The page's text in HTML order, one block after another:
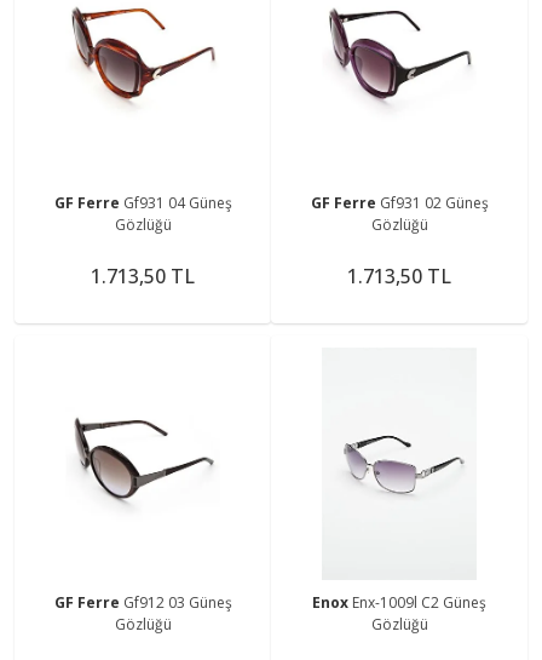
GF Ferre Gf931 04 Güneş
Gözlüğü
1.713,50 TL
GF Ferre Gf931 02 Güneş
Gözlüğü
1.713,50 TL
GF Ferre Gf912 03 Güneş
Gözlüğü
Enox Enx-1009l C2 Güneş
Gözlüğü